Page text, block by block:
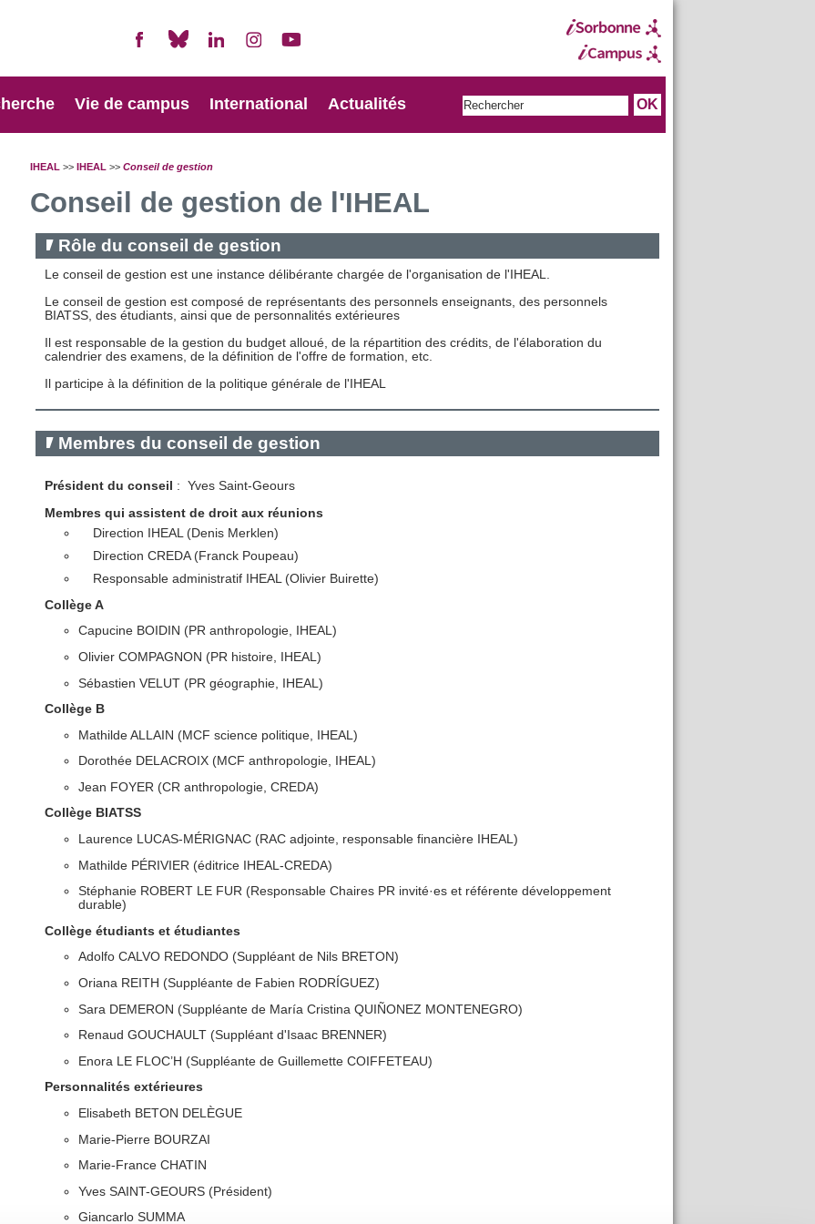
Vie de campus International Actualités
IHEAL >> IHEAL >> Conseil de gestion
Conseil de gestion de l'IHEAL
Rôle du conseil de gestion
Le conseil de gestion est une instance délibérante chargée de l'organisation de l'IHEAL.
Le conseil de gestion est composé de représentants des personnels enseignants, des personnels
BIATSS, des étudiants, ainsi que de personnalités extérieures
Il est responsable de la gestion du budget alloué, de la répartition des crédits, de l'élaboration du
calendrier des examens, de la définition de l'offre de formation, etc.
Il participe à la définition de la politique générale de l'IHEAL
Membres du conseil de gestion
Président du conseil
: Yves Saint-Geours
Membres qui assistent de droit aux réunions
Direction IHEAL (Denis Merklen)
Direction CREDA (Franck Poupeau)
Responsable administratif IHEAL (Olivier Buirette)
Collège A
Capucine BOIDIN (PR anthropologie, IHEAL)
Olivier COMPAGNON (PR histoire, IHEAL)
Sébastien VELUT (PR géographie, IHEAL)
Collège B
Mathilde ALLAIN (MCF science politique, IHEAL)
Dorothée DELACROIX (MCF anthropologie, IHEAL)
Jean FOYER (CR anthropologie, CREDA)
Collège BIATSS
Laurence LUCAS-MÉRIGNAC (RAC adjointe, responsable financière IHEAL)
Mathilde PÉRIVIER (éditrice IHEAL-CREDA)
Stéphanie ROBERT LE FUR (Responsable Chaires PR invité·es et référente développement
durable)
Collège étudiants et étudiantes
Adolfo CALVO REDONDO (Suppléant de Nils BRETON)
Oriana REITH (Suppléante de Fabien RODRÍGUEZ)
Sara DEMERON (Suppléante de María Cristina QUIÑONEZ MONTENEGRO)
Renaud GOUCHAULT (Suppléant d'Isaac BRENNER)
Enora LE FLOC’H (Suppléante de Guillemette COIFFETEAU)
Personnalités extérieures
Elisabeth BETON DELÈGUE
Marie-Pierre BOURZAI
Marie-France CHATIN
Yves SAINT-GEOURS (Président)
Giancarlo SUMMA